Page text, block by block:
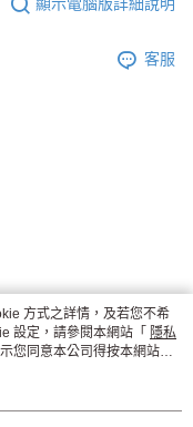
顯示電腦版詳細說明
客服
方式之詳情，及若您不希
設定，請參閱本網站「 隱私
您同意本公司得按本網站使